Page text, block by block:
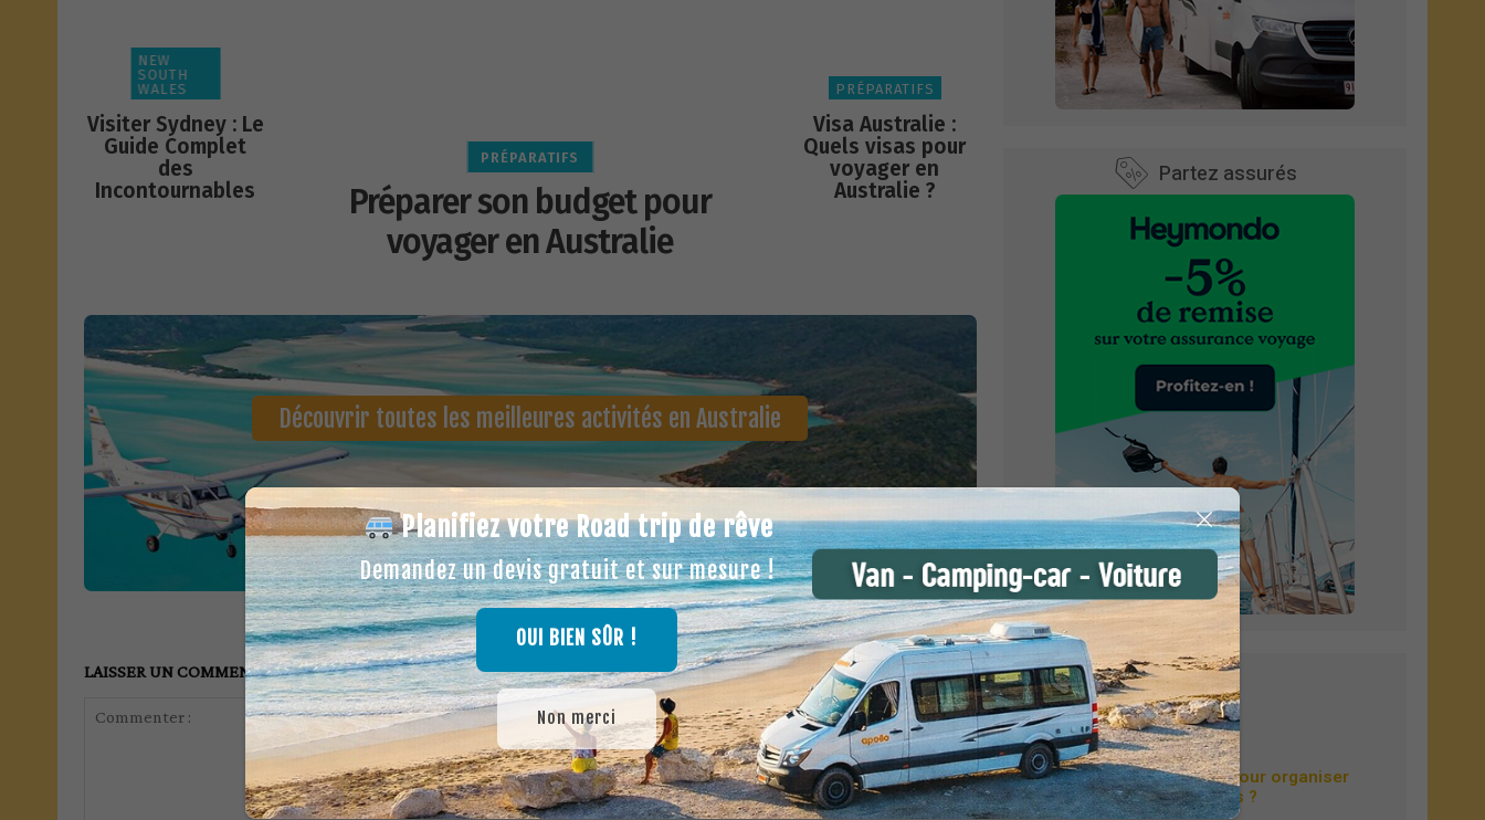
Planifiez votre Road trip de rêve
Demandez un devis gratuit et sur mesure !
OUI BIEN SÛR !
Non merci
NEW
SOUTH
WALES
Visiter Sydney : Le
Guide Complet
des
Incontournables
PRÉPARATIFS
Préparer son budget pour
voyager en Australie
PRÉPARATIFS
Visa Australie :
Quels visas pour
voyager en
Australie ?
Découvrir toutes les meilleures activités en Australie
LAISSER UN COMMENTAIRE
Partez assurés
Besoin d'une Agence pour organiser
le Voyage de vos rêves ?